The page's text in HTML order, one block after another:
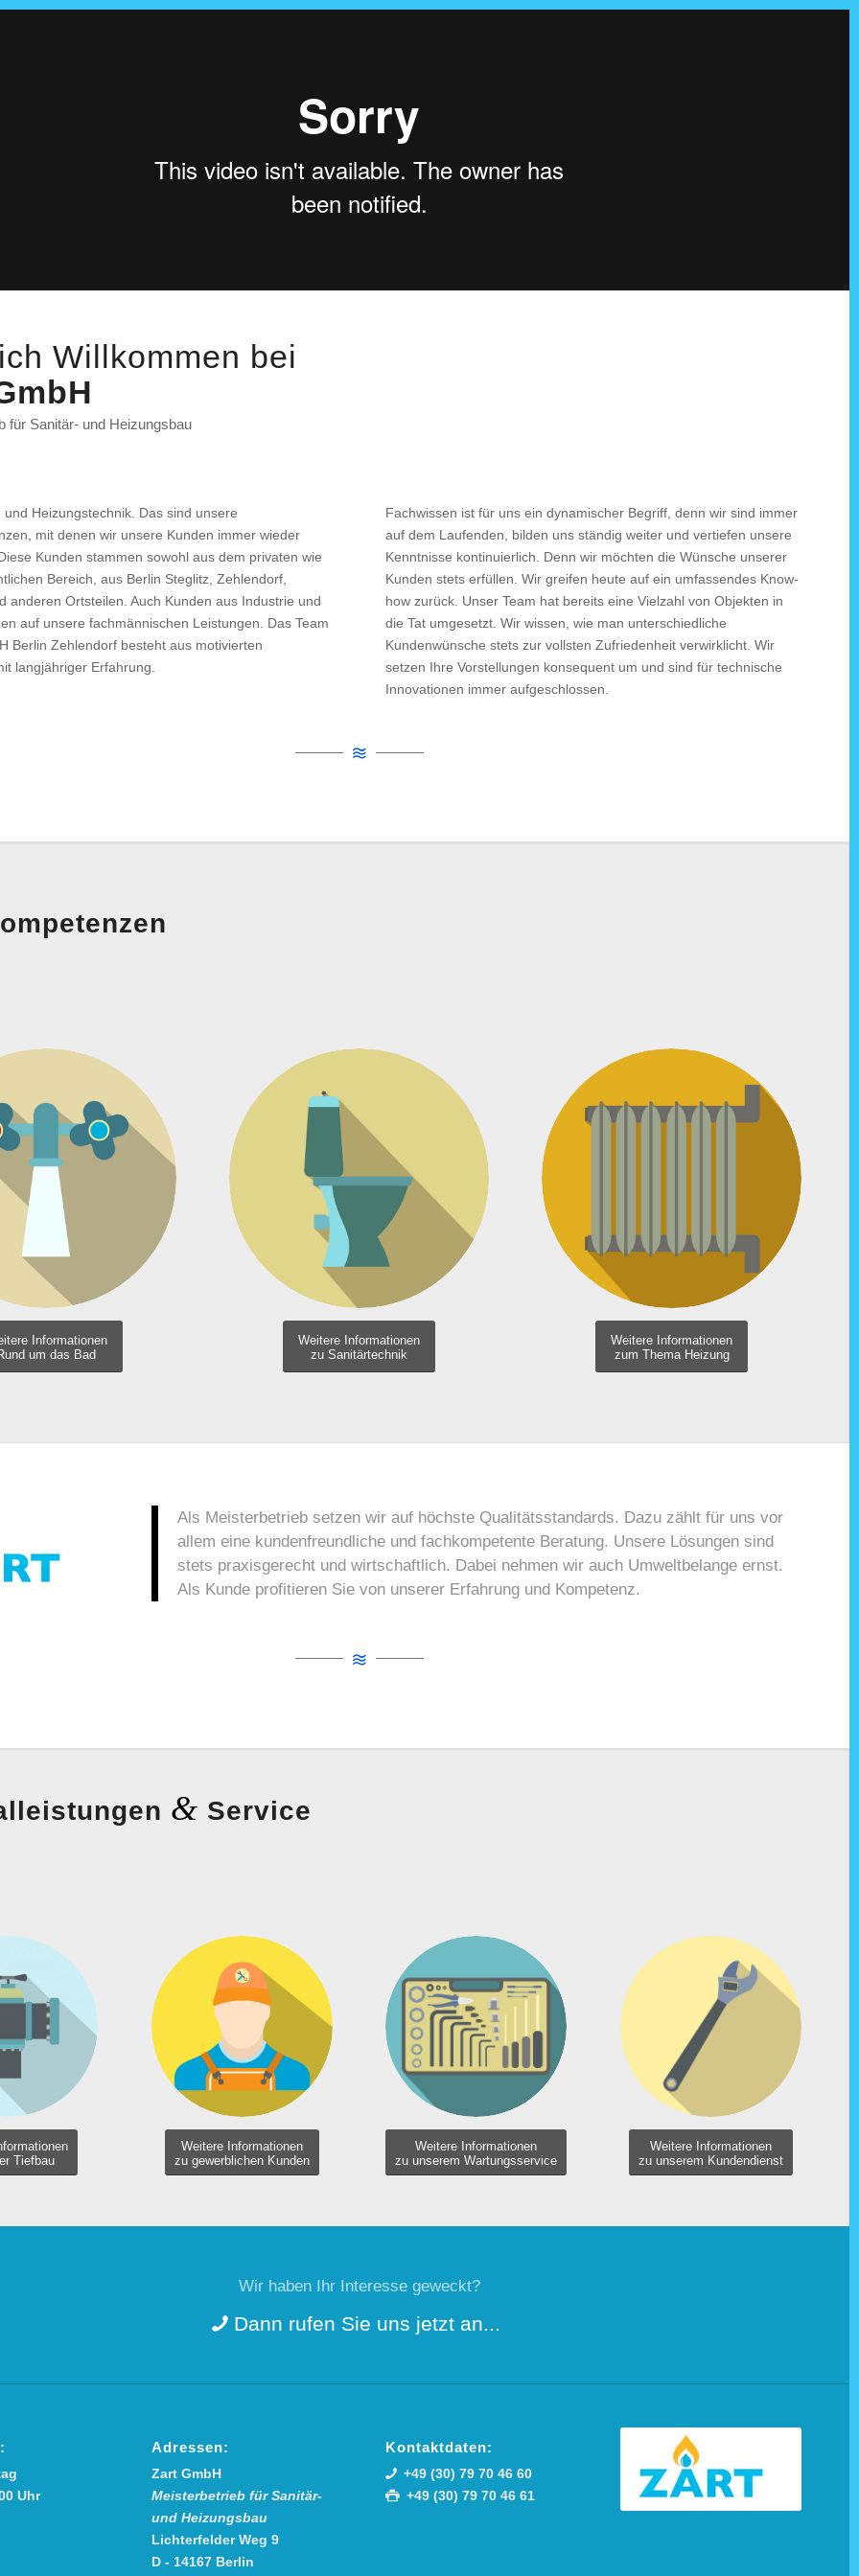
Willkommen bei
für Sanitär- und Heizungsbau
und Heizungstechnik. Das sind unsere
mit denen wir unsere Kunden immer wieder
Kunden stammen sowohl aus dem privaten wie
Bereich, aus Berlin Steglitz, Zehlendorf,
anderen Ortsteilen. Auch Kunden aus Industrie und
auf unsere fachmännischen Leistungen. Das Team
Berlin Zehlendorf besteht aus motivierten
langjähriger Erfahrung.
Fachwissen ist für uns ein dynamischer Begriff, denn wir sind immer
auf dem Laufenden, bilden uns ständig weiter und vertiefen unsere
Kenntnisse kontinuierlich. Denn wir möchten die Wünsche unserer
Kunden stets erfüllen. Wir greifen heute auf ein umfassendes Know-
how zurück. Unser Team hat bereits eine Vielzahl von Objekten in
die Tat umgesetzt. Wir wissen, wie man unterschiedliche
Kundenwünsche stets zur vollsten Zufriedenheit verwirklicht. Wir
setzen Ihre Vorstellungen konsequent um und sind für technische
Innovationen immer aufgeschlossen.
Bad
Informationen
um das Bad
Sanitär
Weitere Informationen
zu Sanitärtechnik
Weitere Informationen
zum Thema Heizung
Als Meisterbetrieb setzen wir auf höchste Qualitätsstandards. Dazu zählt für uns vor
allem eine kundenfreundliche und fachkompetente Beratung. Unsere Lösungen sind
stets praxisgerecht und wirtschaftlich. Dabei nehmen wir auch Umweltbelange ernst.
Als Kunde profitieren Sie von unserer Erfahrung und Kompetenz.
& Service
Tiefbau
Gewerbliche
Kunden
Weitere Informationen
zu gewerblichen Kunden
Wartung
Weitere Informationen
zu unserem Wartungsservice
Kundendienst
Weitere Informationen
zu unserem Kundendienst
Wir haben Ihr Interesse geweckt?
Dann rufen Sie uns jetzt an...
Uhr
Adressen:
Zart GmbH
Meisterbetrieb für Sanitär-
und Heizungsbau
Lichterfelder Weg 9
D - 14167 Berlin
Kontaktdaten:
+49 (30) 79 70 46 60
+49 (30) 79 70 46 61